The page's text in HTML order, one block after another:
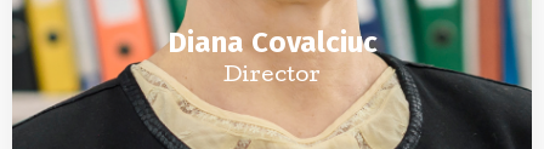
Diana Covalciuc
Director